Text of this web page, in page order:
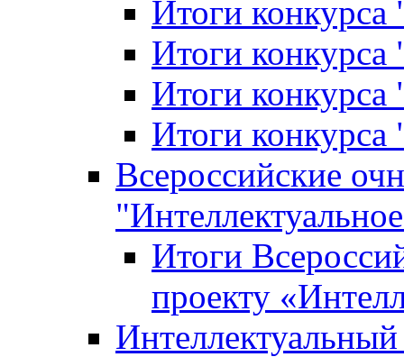
Итоги
Итоги конкурса
Итоги
Итоги
Всероссийские
Итоги
проекту